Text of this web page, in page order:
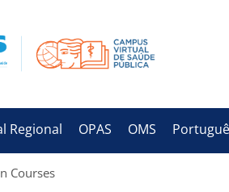
Regional OPAS OMS
Courses